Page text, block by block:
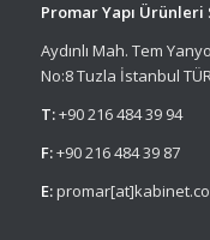
Promar Yapı Ürünleri
Aydınlı Mah. Tem
No:8 Tuzla İstanbul
T:+90 216 484 39 94
F:+90 216 484 39 87
E: